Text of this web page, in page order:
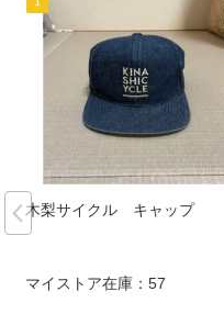
木梨サイクル キャップ
マイストア在庫： 57